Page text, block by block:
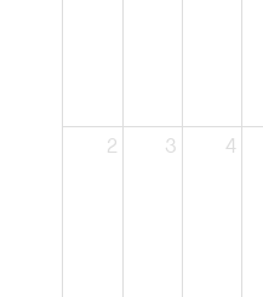
2 3 4